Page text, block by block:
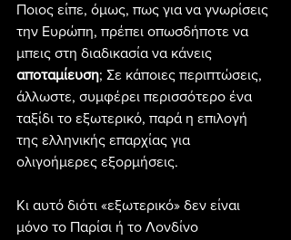
Ποιος είπε, όμως, πως για να γνωρίσεις
την Ευρώπη, πρέπει οπωσδήποτε να
μπεις στη διαδικασία να κάνεις
αποταμίευση; Σε κάποιες περιπτώσεις,
άλλωστε, συμφέρει περισσότερο ένα
ταξίδι το εξωτερικό, παρά η επιλογή
της ελληνικής επαρχίας για
ολιγοήμερες εξορμήσεις.
Κι αυτό διότι «εξωτερικό» δεν είναι
μόνο το Παρίσι ή το Λονδίνο